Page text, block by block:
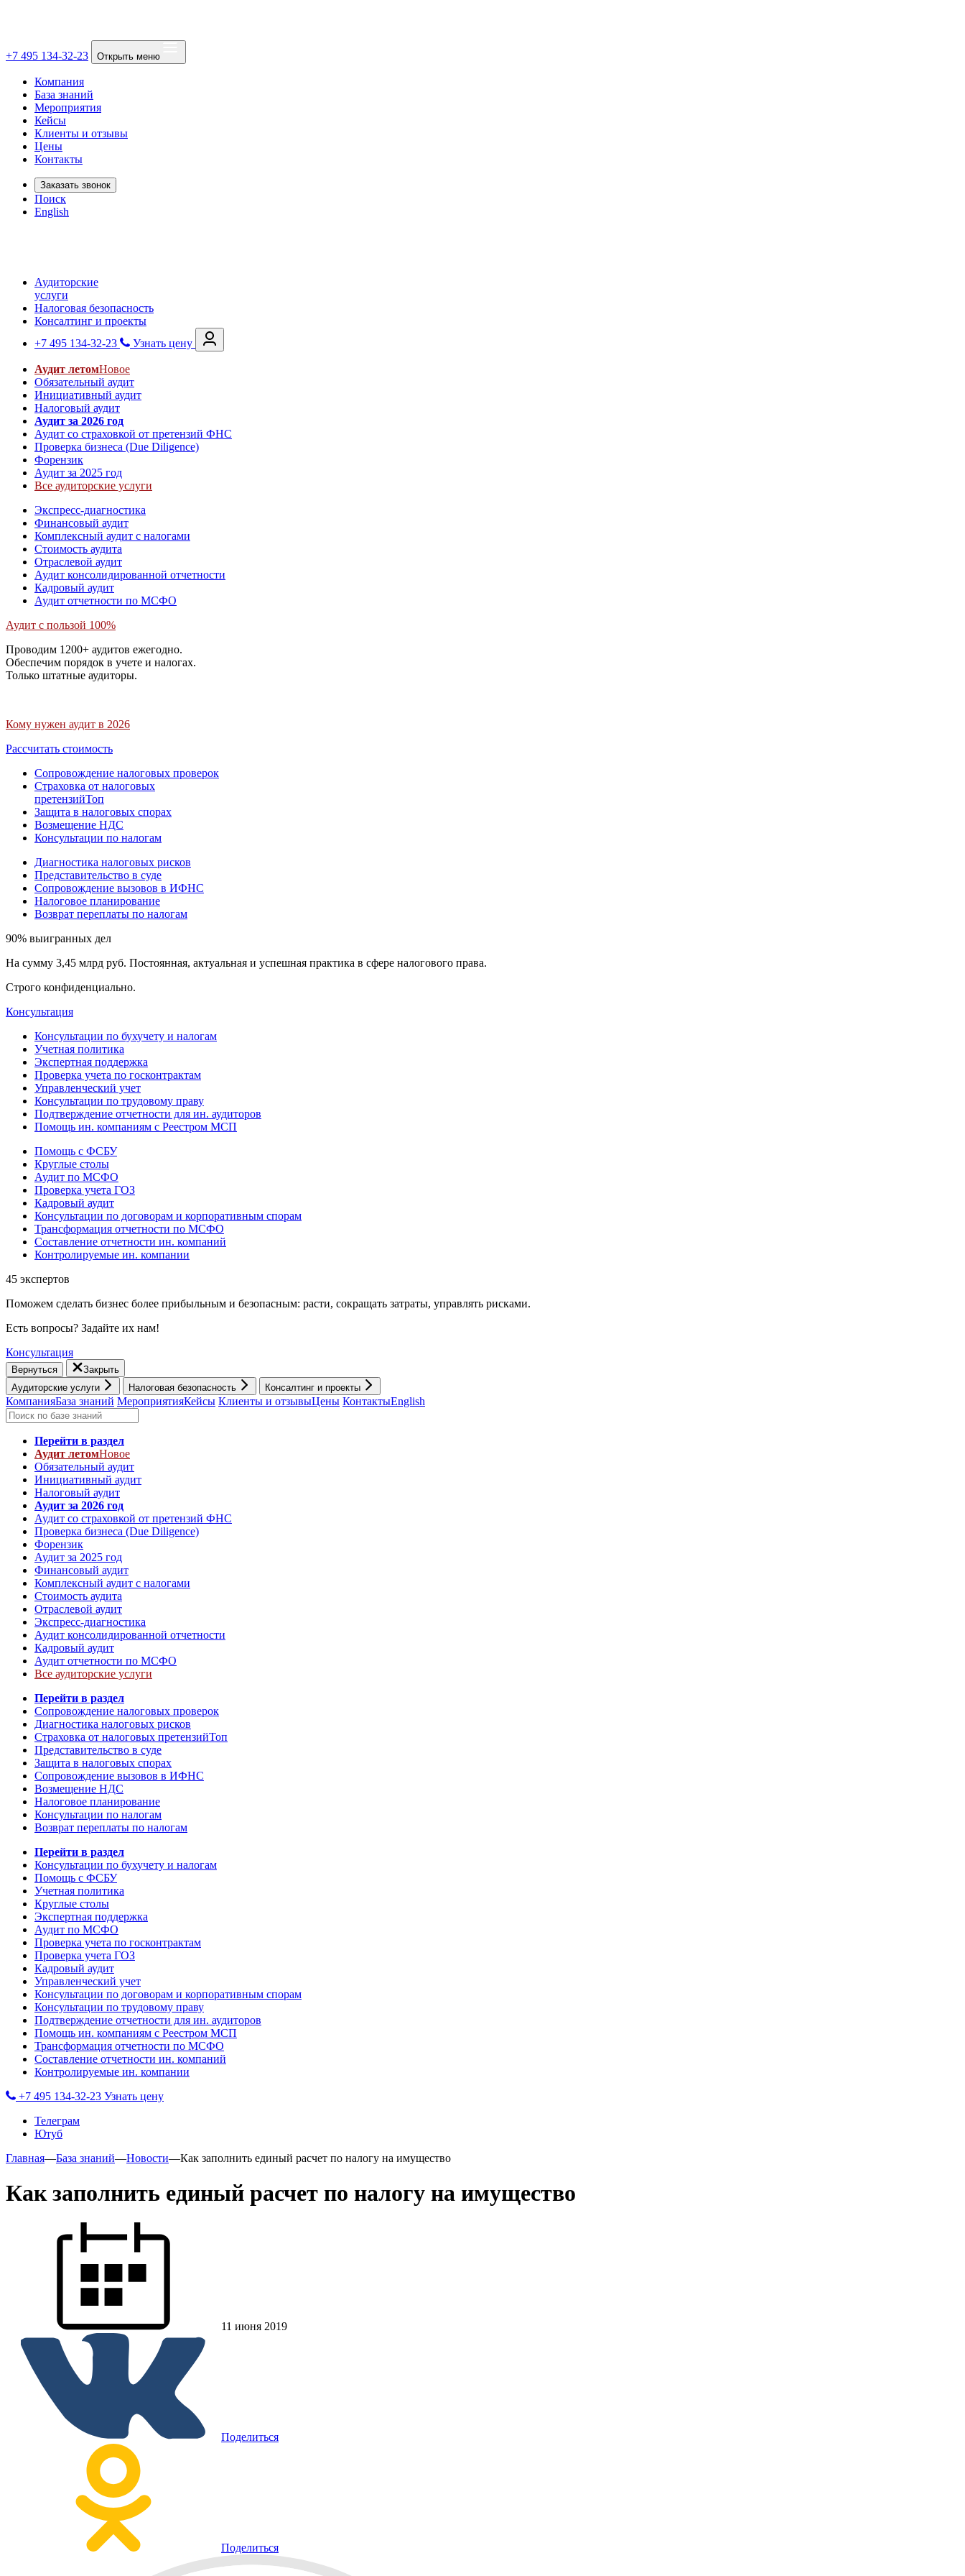
+7 495 134-32-23 Открыть меню
Компания
База знаний
Мероприятия
Кейсы
Клиенты и отзывы
Цены
Контакты
Заказать звонок
Поиск
English
Аудиторские
услуги
Налоговая безопасность
Консалтинг и проекты
+7 495 134-32-23
Узнать цену
Аудит летомНовое
Обязательный аудит
Инициативный аудит
Налоговый аудит
Аудит за 2026 год
Аудит со страховкой от претензий ФНС
Проверка бизнеса (Due Diligence)
Форензик
Аудит за 2025 год
Все аудиторские услуги
Экспресс-диагностика
Финансовый аудит
Комплексный аудит с налогами
Стоимость аудита
Отраслевой аудит
Аудит консолидированной отчетности
Кадровый аудит
Аудит отчетности по МСФО
Аудит с пользой 100%
Проводим 1200+ аудитов ежегодно.
Обеспечим порядок в учете и налогах.
Только штатные аудиторы.
Кому нужен аудит в 2026
Рассчитать стоимость
Сопровождение налоговых проверок
Страховка от налоговых
претензийТоп
Защита в налоговых спорах
Возмещение НДС
Консультации по налогам
Диагностика налоговых рисков
Представительство в суде
Сопровождение вызовов в ИФНС
Налоговое планирование
Возврат переплаты по налогам
90% выигранных дел
На сумму 3,45 млрд руб. Постоянная, актуальная и успешная практика в сфере налогового права.
Строго конфиденциально.
Консультация
Консультации по бухучету и налогам
Учетная политика
Экспертная поддержка
Проверка учета по госконтрактам
Управленческий учет
Консультации по трудовому праву
Подтверждение отчетности для ин. аудиторов
Помощь ин. компаниям с Реестром МСП
Помощь с ФСБУ
Круглые столы
Аудит по МСФО
Проверка учета ГОЗ
Кадровый аудит
Консультации по договорам и корпоративным спорам
Трансформация отчетности по МСФО
Составление отчетности ин. компаний
Контролируемые ин. компании
45 экспертов
Поможем сделать бизнес более прибыльным и безопасным: расти, cокращать затраты, управлять рисками.
Есть вопросы? Задайте их нам!
Консультация
Вернуться
Закрыть
Аудиторские услуги
Налоговая безопасность Консалтинг и проекты
КомпанияБаза знаний МероприятияКейсы Клиенты и отзывыЦены КонтактыEnglish
Перейти в раздел
Аудит летомНовое
Обязательный аудит
Инициативный аудит
Налоговый аудит
Аудит за 2026 год
Аудит со страховкой от претензий ФНС
Проверка бизнеса (Due Diligence)
Форензик
Аудит за 2025 год
Финансовый аудит
Комплексный аудит с налогами
Стоимость аудита
Отраслевой аудит
Экспресс-диагностика
Аудит консолидированной отчетности
Кадровый аудит
Аудит отчетности по МСФО
Все аудиторские услуги
Перейти в раздел
Сопровождение налоговых проверок
Диагностика налоговых рисков
Страховка от налоговых претензийТоп
Представительство в суде
Защита в налоговых спорах
Сопровождение вызовов в ИФНС
Возмещение НДС
Налоговое планирование
Консультации по налогам
Возврат переплаты по налогам
Перейти в раздел
Консультации по бухучету и налогам
Помощь с ФСБУ
Учетная политика
Круглые столы
Экспертная поддержка
Аудит по МСФО
Проверка учета по госконтрактам
Проверка учета ГОЗ
Кадровый аудит
Управленческий учет
Консультации по договорам и корпоративным спорам
Консультации по трудовому праву
Подтверждение отчетности для ин. аудиторов
Помощь ин. компаниям с Реестром МСП
Трансформация отчетности по МСФО
Составление отчетности ин. компаний
Контролируемые ин. компании
+7 495 134-32-23 Узнать цену
Телеграм
Ютуб
Главная—База знаний—Новости—Как заполнить единый расчет по налогу на имущество
Как заполнить единый расчет по налогу на имущество
11 июня 2019
Поделиться
Поделиться